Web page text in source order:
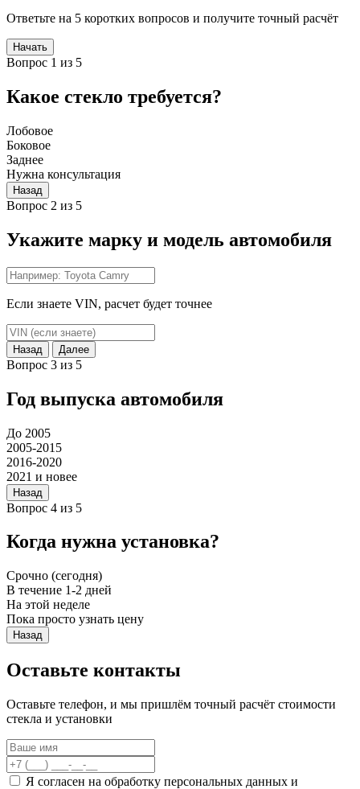
Ответьте на 5 коротких вопросов и получите точный расчёт
Начать
Вопрос 1 из 5
Какое стекло требуется?
Лобовое
Боковое
Заднее
Нужна консультация
Назад
Вопрос 2 из 5
Укажите марку и модель автомобиля
Если знаете VIN, расчет будет точнее
Назад Далее
Вопрос 3 из 5
Год выпуска автомобиля
До 2005
2005-2015
2016-2020
2021 и новее
Назад
Вопрос 4 из 5
Когда нужна установка?
Срочно (сегодня)
В течение 1-2 дней
На этой неделе
Пока просто узнать цену
Назад
Оставьте контакты
Оставьте телефон, и мы пришлём точный расчёт стоимости
стекла и установки
Я согласен на обработку персональных данных и